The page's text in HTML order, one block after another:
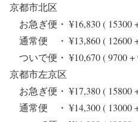
京都市北区
お急ぎ便・ ¥16,830 (
通常便 ・ ¥13,860 (
ついで便・ ¥10,670 ( 9700
京都市左京区
お急ぎ便・ ¥17,380 (
通常便 ・ ¥14,300 (